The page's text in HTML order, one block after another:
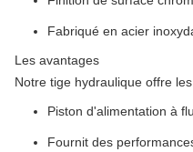
Fabriqué en acier
Les avantages
Notre tige hydraulique offre
Piston d'alimentation à
Fournit des